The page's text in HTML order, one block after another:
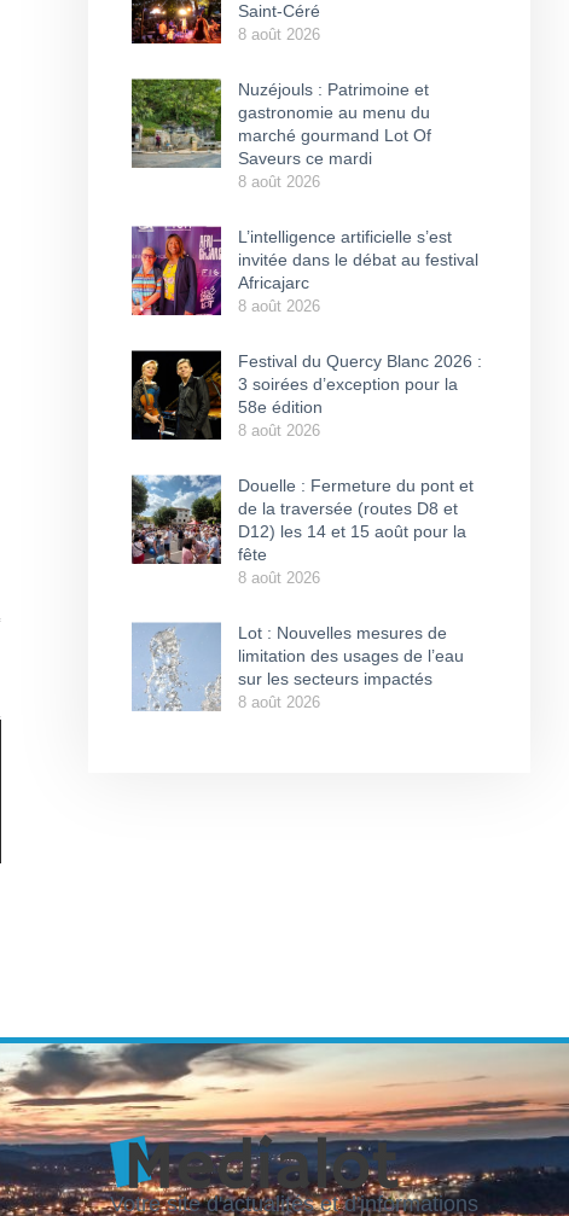
Saint-Céré
8 août 2026
Nuzéjouls : Patrimoine et
gastronomie au menu du
marché gourmand Lot Of
Saveurs ce mardi
8 août 2026
L’intelligence artificielle s’est
invitée dans le débat au festival
Africajarc
8 août 2026
Festival du Quercy Blanc 2026 :
3 soirées d’exception pour la
58e édition
8 août 2026
Douelle : Fermeture du pont et
de la traversée (routes D8 et
D12) les 14 et 15 août pour la
fête
8 août 2026
Lot : Nouvelles mesures de
limitation des usages de l’eau
sur les secteurs impactés
8 août 2026
Votre site d'actualités et d'informations